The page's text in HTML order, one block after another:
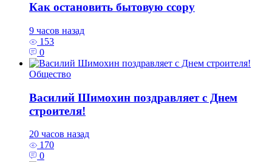
Как остановить бытовую ссору
9 часов назад
153
0
Общество
Василий Шимохин поздравляет с Днем
строителя!
20 часов назад
170
0